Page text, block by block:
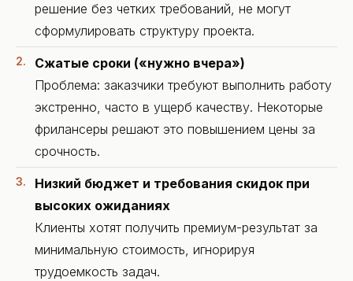
решение без четких требований, не могут
сформулировать структуру проекта.
Сжатые сроки («нужно вчера»)
Проблема: заказчики требуют выполнить работу
экстренно, часто в ущерб качеству. Некоторые
фрилансеры решают это повышением цены за
срочность.
Низкий бюджет и требования скидок при
высоких ожиданиях
Клиенты хотят получить премиум-результат за
минимальную стоимость, игнорируя
трудоемкость задач.